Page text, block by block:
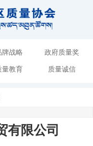
牌战略 政府质量奖
量教育 质量诚信
有限公司